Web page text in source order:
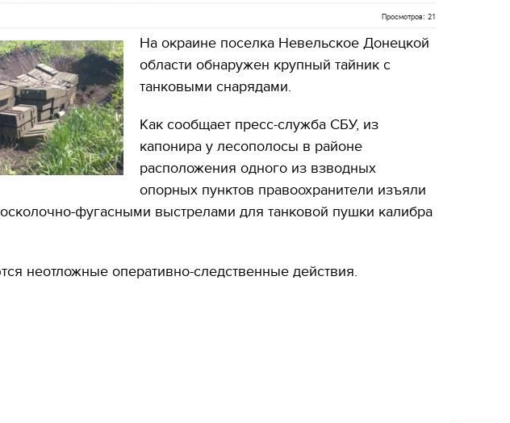
Просмотров: 21
На окраине поселка Невельское Донецкой
области обнаружен крупный тайник с
танковыми снарядами.
Как сообщает пресс-служба СБУ, из
капонира у лесополосы в районе
расположения одного из взводных
опорных пунктов правоохранители изъяли
фугасными выстрелами для танковой пушки калибра
неотложные оперативно-следственные действия.